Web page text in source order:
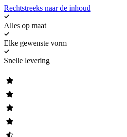
Rechtstreeks naar de inhoud
Alles op maat
Elke gewenste vorm
Snelle levering